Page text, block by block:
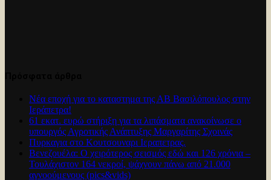
Νέα εποχή για το καταστημα της ΑΒ Βασιλόπουλος στην
Ιεράπετρα!
61 εκατ. ευρώ στήριξη για τα λιπάσματα ανακοίνωσε ο
υπουργός Αγροτικής Ανάπτυξης Μαργαρίτης Σχοινάς
Πυρκαγια στο Κουτσουναρι Ιεραπετρας.
Βενεζουέλα: Ο χειρότερος σεισμός εδώ και 126 χρόνια –
Τουλάχιστον 164 νεκροί, ψάχνουν πάνω από 21.000
αγνοούμενους (pics&vids)